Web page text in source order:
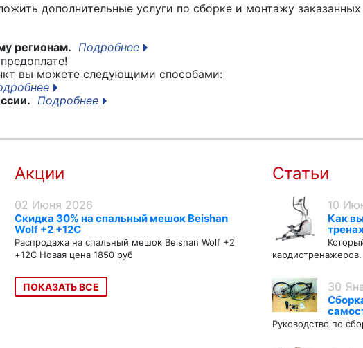
дополнительные услуги по сборке и монтажу
регионам. Подробнее
вы можете следующими способами:
Подробнее
Акции
02 Июня 2026
Скидка 30% на спальный мешок Beishan
Wolf +2 +12C
Распродажа на спальный мешок Beishan Wolf +2
+12C Новая цена 1850 руб
ПОКАЗАТЬ ВСЕ
Статьи
10
Как
кардиотренажеров.
30
Руководство по